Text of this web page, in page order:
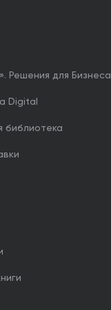
Решения для Бизнеса
Digital
библиотека